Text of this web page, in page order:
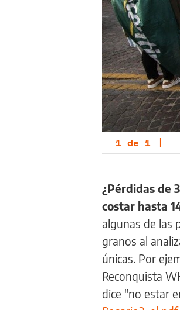
1 de 1 |
¿Pérdidas de
costar hasta
algunas de las
granos al
únicas. Por
Reconquista
dice "no estar